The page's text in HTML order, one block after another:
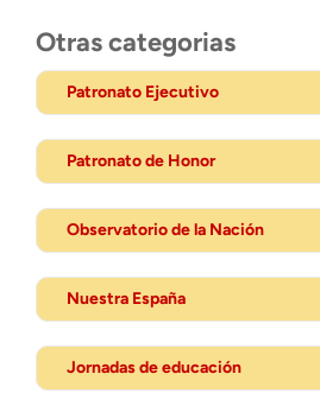
Otras categorias
Patronato Ejecutivo
Patronato de Honor
Observatorio de la Nación
Nuestra España
Jornadas de educación